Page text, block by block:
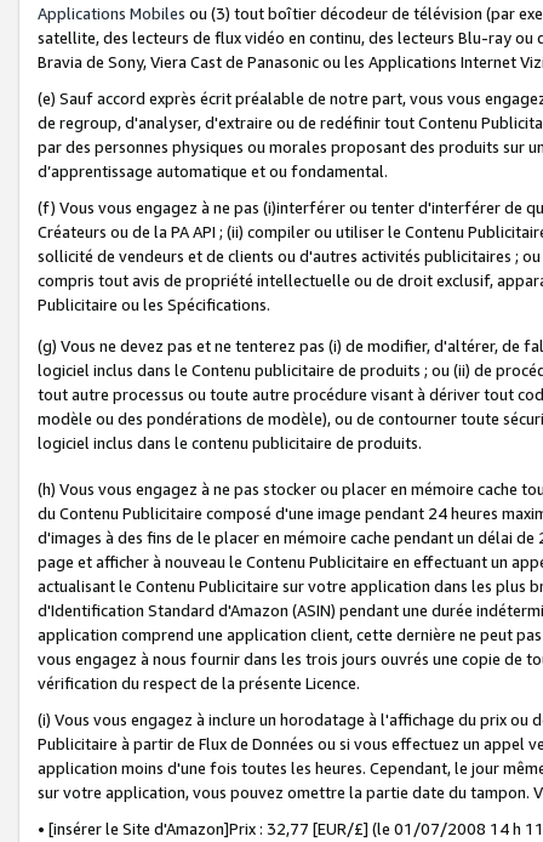
Applications Mobiles ou (3) tout boîtier décodeur de télévision (par
satellite, des lecteurs de flux vidéo en continu, des lecteurs Blu-ray
Bravia de Sony, Viera Cast de Panasonic ou les Applications Internet
(e) Sauf accord exprès écrit préalable de notre part, vous vous
de regroup, d'analyser, d'extraire ou de redéfinir tout Contenu
par des personnes physiques ou morales proposant des produits sur
d’apprentissage automatique et ou fondamental.
(f) Vous vous engagez à ne pas (i)interférer ou tenter d'interférer de
Créateurs ou de la PA API ; (ii) compiler ou utiliser le Contenu
sollicité de vendeurs et de clients ou d'autres activités publicitaires ;
compris tout avis de propriété intellectuelle ou de droit exclusif,
Publicitaire ou les Spécifications.
(g) Vous ne devez pas et ne tenterez pas (i) de modifier, d'altérer, de
logiciel inclus dans le Contenu publicitaire de produits ; ou (ii) de
tout autre processus ou toute autre procédure visant à dériver tout
modèle ou des pondérations de modèle), ou de contourner toute
logiciel inclus dans le contenu publicitaire de produits.
(h) Vous vous engagez à ne pas stocker ou placer en mémoire cache
du Contenu Publicitaire composé d'une image pendant 24 heures
d'images à des fins de le placer en mémoire cache pendant un délai
page et afficher à nouveau le Contenu Publicitaire en effectuant un
actualisant le Contenu Publicitaire sur votre application dans les plus
d'Identification Standard d'Amazon (ASIN) pendant une durée
application comprend une application client, cette dernière ne peut
vous engagez à nous fournir dans les trois jours ouvrés une copie de
vérification du respect de la présente Licence.
(i) Vous vous engagez à inclure un horodatage à l'affichage du prix
Publicitaire à partir de Flux de Données ou si vous effectuez un appel
application moins d'une fois toutes les heures. Cependant, le jour
sur votre application, vous pouvez omettre la partie date du tampon.
• [insérer le Site d'Amazon]Prix : 32,77 [EUR/£] (le 01/07/2008 14 h